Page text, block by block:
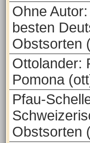
Ohne
besten
Obstsorten
Ottolander:
Pomona
Pfau-
Obstsorten